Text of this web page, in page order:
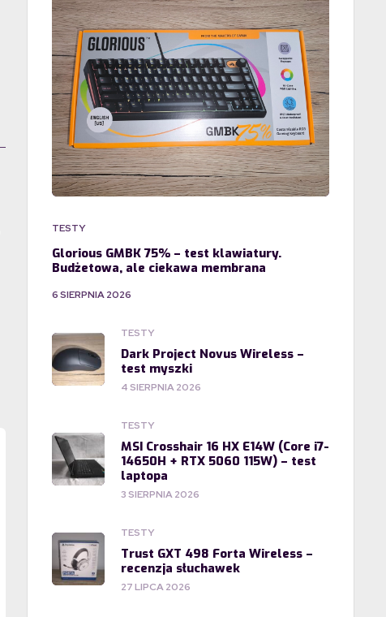
TESTY
Glorious GMBK 75% – test klawiatury.
Budżetowa, ale ciekawa membrana
6 SIERPNIA 2026
TESTY
Dark Project Novus Wireless –
test myszki
4 SIERPNIA 2026
TESTY
MSI Crosshair 16 HX E14W (Core i7-
14650H + RTX 5060 115W) – test
laptopa
3 SIERPNIA 2026
TESTY
Trust GXT 498 Forta Wireless –
recenzja słuchawek
27 LIPCA 2026